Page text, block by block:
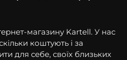
магазину Kartell. У нас
коштують і за
для себе, своїх близьких